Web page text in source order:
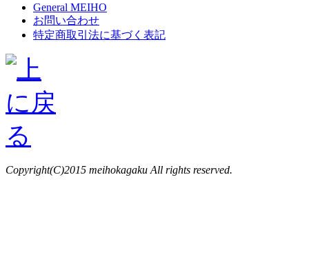
General MEIHO
お問い合わせ
特定商取引法に基づく表記
Copyright(C)2015 meihokagaku All rights reserved.